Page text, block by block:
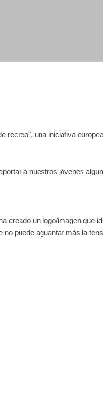
recreo", una iniciativa
a nuestros jóvenes
creado un logo/imagen que
no puede aguantar más la